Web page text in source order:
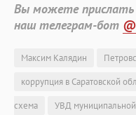
Вы можете прислать
наш телеграм-бот
Максим Калядин
коррупция в Саратовской
схема
УВД муниципальной